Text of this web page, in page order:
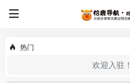
热门
欢迎入驻！